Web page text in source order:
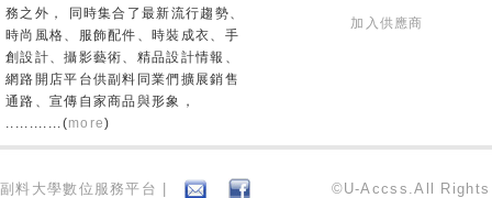
務之外， 同時集合了最新流行趨勢、
時尚風格、服飾配件、時裝成衣、手
創設計、攝影藝術、精品設計情報、
網路開店平台供副料同業們擴展銷售
通路、宣傳自家商品與形象，
............(more)
加入供應商
副料大學數位服務平台 | ©U-Accss.All Rights